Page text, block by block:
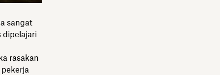
sangat
dipelajari
rasakan